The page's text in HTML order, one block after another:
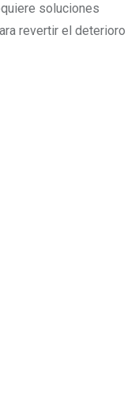
soluciones
revertir el deterioro